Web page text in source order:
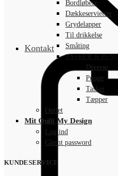
Kontakt
Bordløbere
Dækkeservietter
Grydelapper
Til drikkelse
Småting
TASKER &
Diverse
Punge
Tasker
Tæpper
Outlet
Mit Quilt My Design
Log ind
Glemt password
KUNDESERVICE